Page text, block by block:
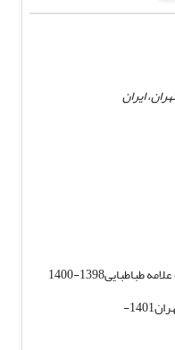
ایران
1400